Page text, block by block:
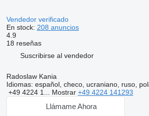
Vendedor verificado
En stock: 208 anuncios
4.9
18 reseñas
Suscribirse al vendedor
Radoslaw Kania
Idiomas: español, checo, ucraniano, ruso,
+49 4224 1... Mostrar +49 4224 141293
Llámame Ahora